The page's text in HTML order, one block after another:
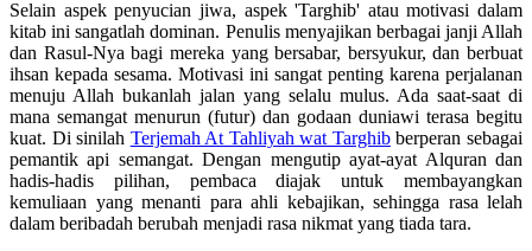
Selain aspek penyucian jiwa, aspek 'Targhib' atau motivasi dalam
kitab ini sangatlah dominan. Penulis menyajikan berbagai janji Allah
dan Rasul-Nya bagi mereka yang bersabar, bersyukur, dan berbuat
ihsan kepada sesama. Motivasi ini sangat penting karena perjalanan
menuju Allah bukanlah jalan yang selalu mulus. Ada saat-saat di
mana semangat menurun (futur) dan godaan duniawi terasa begitu
kuat. Di sinilah Terjemah At Tahliyah wat Targhibberperan sebagai
pemantik api semangat. Dengan mengutip ayat-ayat Alquran dan
hadis-hadis pilihan, pembaca diajak untuk membayangkan
kemuliaan yang menanti para ahli kebajikan, sehingga rasa lelah
dalam beribadah berubah menjadi rasa nikmat yang tiada tara.